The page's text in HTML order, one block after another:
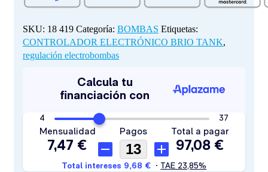
SKU: 18 419 Categoría: BOMBAS Etiquetas:
CONTROLADOR ELECTRÓNICO BRIO TANK,
regulación electrobombas